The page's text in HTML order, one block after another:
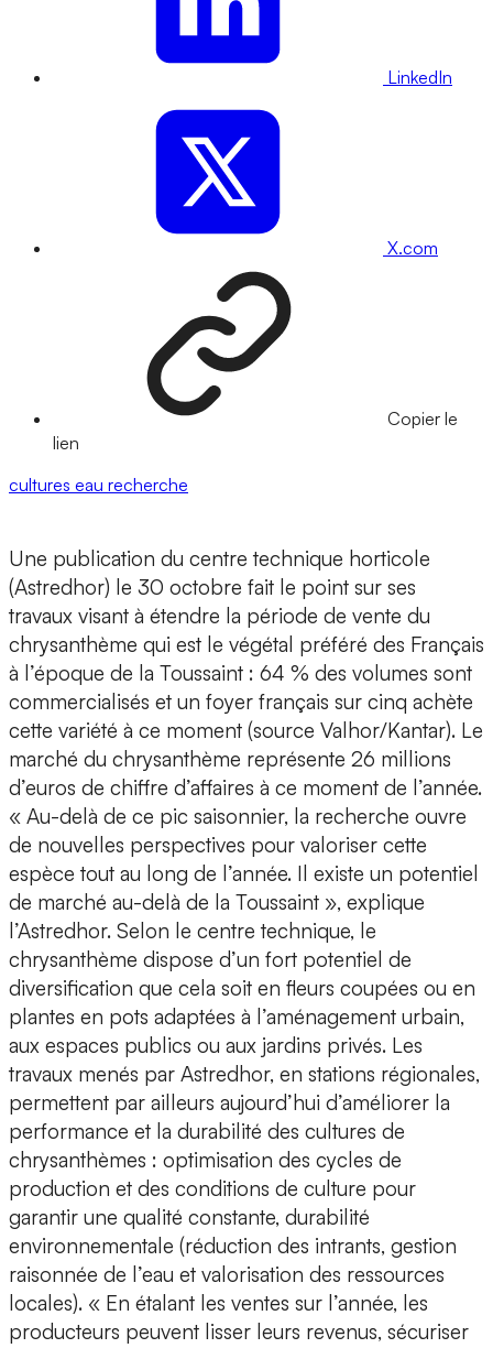
LinkedIn
X.com
Copier le
lien
cultures eau recherche
Une publication du centre technique horticole
(Astredhor) le 30 octobre fait le point sur ses
travaux visant à étendre la période de vente du
chrysanthème qui est le végétal préféré des Français
à l’époque de la Toussaint : 64 % des volumes sont
commercialisés et un foyer français sur cinq achète
cette variété à ce moment (source Valhor/Kantar). Le
marché du chrysanthème représente 26 millions
d’euros de chiffre d’affaires à ce moment de l’année.
« Au-delà de ce pic saisonnier, la recherche ouvre
de nouvelles perspectives pour valoriser cette
espèce tout au long de l’année. Il existe un potentiel
de marché au-delà de la Toussaint », explique
l’Astredhor. Selon le centre technique, le
chrysanthème dispose d’un fort potentiel de
diversification que cela soit en fleurs coupées ou en
plantes en pots adaptées à l’aménagement urbain,
aux espaces publics ou aux jardins privés. Les
travaux menés par Astredhor, en stations régionales,
permettent par ailleurs aujourd’hui d’améliorer la
performance et la durabilité des cultures de
chrysanthèmes : optimisation des cycles de
production et des conditions de culture pour
garantir une qualité constante, durabilité
environnementale (réduction des intrants, gestion
raisonnée de l’eau et valorisation des ressources
locales). « En étalant les ventes sur l’année, les
producteurs peuvent lisser leurs revenus, sécuriser